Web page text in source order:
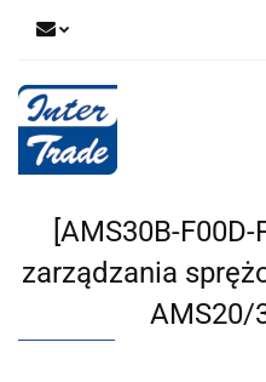
[AMS30B-
zarządzania
AMS20/